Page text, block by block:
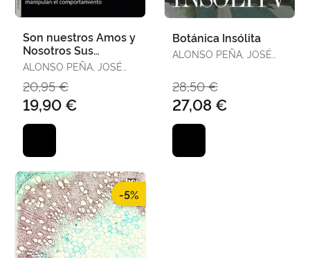
Son nuestros Amos y
Nosotros Sus
Esclavos
ALONSO PEÑA, JOSÉ
20,95 €
19,90 €
Botánica Insólita
ALONSO PEÑA, JOSÉ
28,50 €
27,08 €
-5%